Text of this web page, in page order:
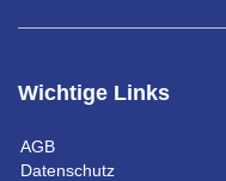
Wichtige Links
AGB
Datenschutz